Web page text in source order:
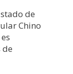
de
Chino
de